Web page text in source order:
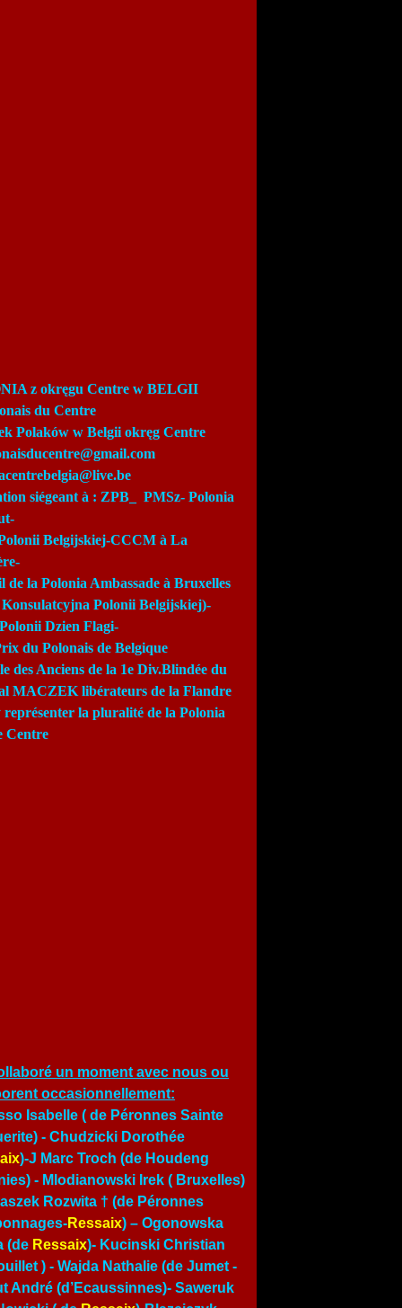
z okręgu Centre w BELGII
du Centre
Polaków w Belgii okręg Centre
siégeant à : ZPB_
PMSz- Polonia
Belgijskiej-CCCM à La
de la Polonia Ambassade à Bruxelles
Polonii Belgijskiej)-
Dzien Flagi-
du Polonais de Belgique
des Anciens de la 1e Div.Blindée du
MACZEK libérateurs de la Flandre
la pluralité de la Polonia
Centre
un moment avec nous ou
occasionnellement:
Isabelle ( de Péronnes Sainte
- Chudzicki Dorothée
)-J Marc Troch (de Houdeng
- Mlodianowski Irek ( Bruxelles)
Rozwita † (de Péronnes
Ressaix) – Ogonowska
(de Ressaix)- Kucinski Christian
) - Wajda Nathalie (de Jumet -
André (d’Ecaussinnes)- Saweruk